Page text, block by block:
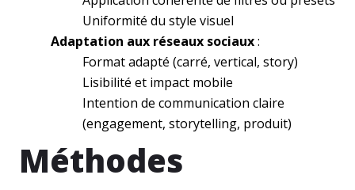
Uniformité du style visuel
Adaptation aux réseaux sociaux:
Format adapté (carré, vertical, story)
Lisibilité et impact mobile
Intention de communication claire
(engagement, storytelling, produit)
Méthodes